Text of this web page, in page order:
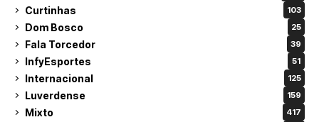
Curtinhas 103
Dom Bosco 25
Fala Torcedor 39
InfyEsportes 51
Internacional 125
Luverdense 159
Mixto 417